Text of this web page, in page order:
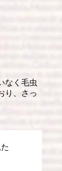
なく毛虫
り、さっ